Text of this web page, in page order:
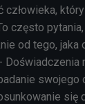
człowieka,
często
od tego, jaka
Doświadczenia
swojego
się